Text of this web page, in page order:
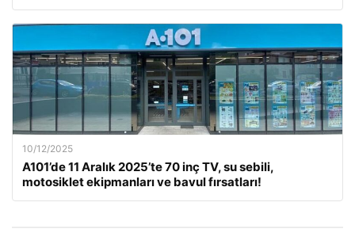
10/12/2025
A101’de 11 Aralık 2025’te 70 inç TV, su sebili,
motosiklet ekipmanları ve bavul fırsatları!